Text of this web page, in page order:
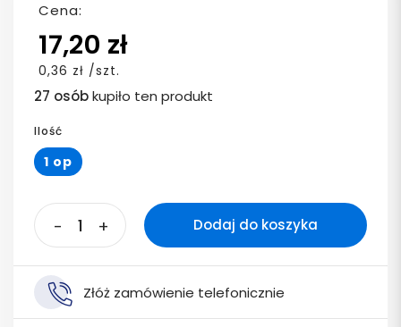
Cena:
17,20 zł
0,36 zł /szt.
27 osóbkupiło ten produkt
Ilość
1 op
- + Dodaj do koszyka
Złóż zamówienie telefonicznie